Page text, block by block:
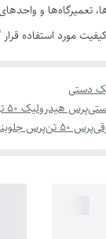
تعمیرگاه‌ها و
مورد استفاده قرار
دستی
پرس هیدرولیک 50 تن
پرس 50 تن پرس